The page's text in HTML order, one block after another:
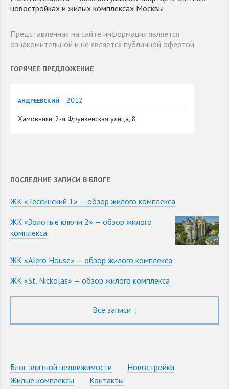
новостройках и жилых комплексах Москвы
Представленная на сайте информация является
ознакомительной и не является публичной офертой
ГОРЯЧЕЕ ПРЕДЛОЖЕНИЕ
АНДРЕЕВСКИЙ
2012
Хамовники, 2-я Фрунзенская улица, 8
ПОСЛЕДНИЕ ЗАПИСИ В БЛОГЕ
ЖК «Тессинский 1» — обзор жилого комплекса
ЖК «Золотые ключи 2» — обзор жилого
комплекса
ЖК «Alero House» — обзор жилого комплекса
ЖК «St. Nickolas» — обзор жилого комплекса
Все записи
Блог элитной недвижимости
Новостройки
Жилые комплексы
Контакты